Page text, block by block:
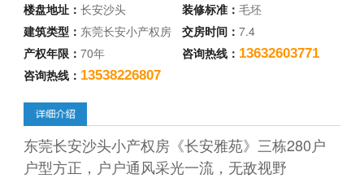
楼盘地址：长安沙头 装修标准： 毛坯
建筑类型： 东莞长安小产权房 交房时间： 7.4
产权年限：70年 咨询热线： 13632603771
咨询热线： 13538226807
东莞长安沙头小产权房《长安雅苑》三栋280户
户型方正，户户通风采光一流，无敌视野